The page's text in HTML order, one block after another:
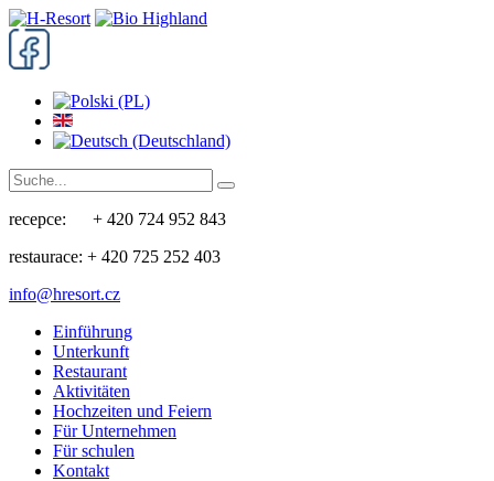
recepce: + 420 724 952 843
restaurace: + 420 725 252 403
info@hresort.cz
Einführung
Unterkunft
Restaurant
Aktivitäten
Hochzeiten und Feiern
Für Unternehmen
Für schulen
Kontakt